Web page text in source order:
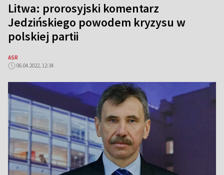
Litwa: prorosyjski komentarz
Jedzińskiego powodem kryzysu w
polskiej partii
ASR
06.04.2022, 12:34